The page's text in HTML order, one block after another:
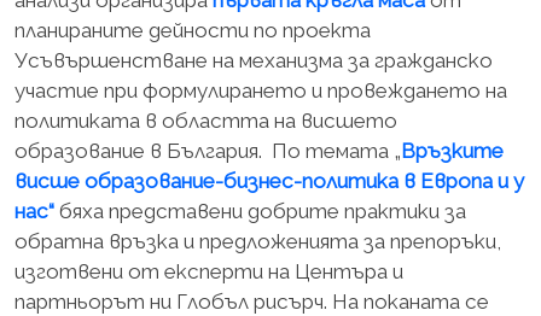
планираните дейности по проекта
Усъвършенстване на механизма за гражданско
участие при формулирането и провеждането на
политиката в областта на висшето
образование в България. По темата „Връзките
висше образование-бизнес-политика в Европа и у
нас“ бяха представени добрите практики за
обратна връзка и предложенията за препоръки,
изготвени от експерти на Центъра и
партньорът ни Глобъл рисърч. На поканата се